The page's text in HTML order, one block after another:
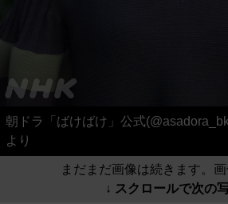
朝ドラ「ばけばけ」公式
より
まだまだ画像は続きます。画
↓ スクロールで次の